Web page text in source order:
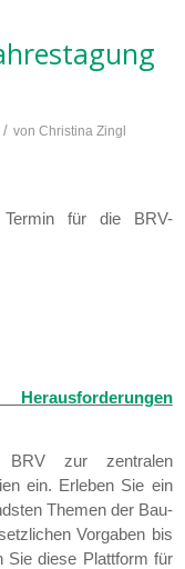
/ von Christina Zingl
für die BRV-
zur zentralen
ein. Erleben Sie ein
Themen der Bau-
Vorgaben bis
Sie diese Plattform für